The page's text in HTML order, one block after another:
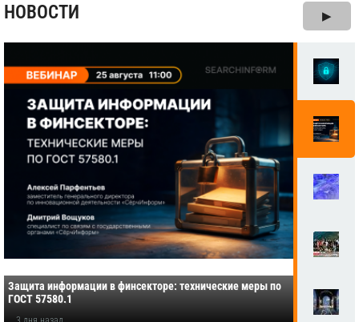
НОВОСТИ ▶
Защита информации в финсекторе: технические меры по
ГОСТ 57580.1